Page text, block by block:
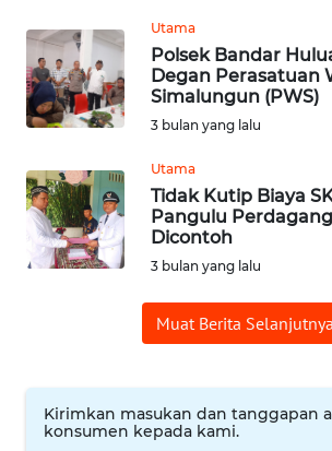
Utama
Polsek Bandar
Degan Perasatuan
Simalungun (PWS)
3 bulan yang lalu
Utama
Tidak Kutip Biaya
Pangulu
Dicontoh
3 bulan yang lalu
Muat Berita Selanjutnya
Kirimkan masukan dan tanggapan
konsumen kepada kami.
WN
SUBANG
WN
WN
PURWAKARTA
WN
SEMARANG